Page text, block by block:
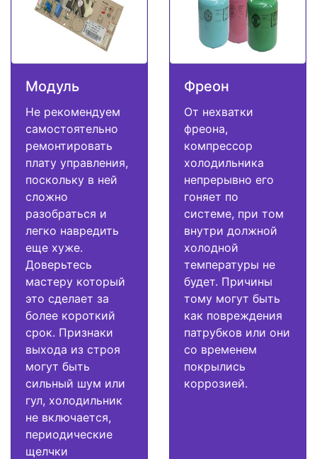
Модуль
Не рекомендуем
самостоятельно
ремонтировать
плату управления,
поскольку в ней
сложно
разобраться и
легко навредить
еще хуже.
Доверьтесь
мастеру который
это сделает за
более короткий
срок. Признаки
выхода из строя
могут быть
сильный шум или
гул, холодильник
не включается,
периодические
щелчки
Фреон
От нехватки
фреона,
компрессор
холодильника
непрерывно его
гоняет по
системе, при том
внутри должной
холодной
температуры не
будет. Причины
тому могут быть
как повреждения
патрубков или они
со временем
покрылись
коррозией.